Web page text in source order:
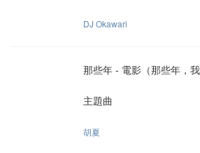
DJ Okawari
那些年 - 電影（那些年，
主題曲
胡夏